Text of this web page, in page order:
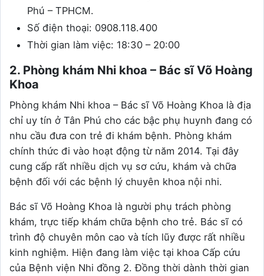
Phú – TPHCM.
Số điện thoại: 0908.118.400
Thời gian làm việc: 18:30 – 20:00
2. Phòng khám Nhi khoa – Bác sĩ Võ Hoàng
Khoa
Phòng khám Nhi khoa – Bác sĩ Võ Hoàng Khoa là địa
chỉ uy tín ở Tân Phú cho các bậc phụ huynh đang có
nhu cầu đưa con trẻ đi khám bệnh. Phòng khám
chính thức đi vào hoạt động từ năm 2014. Tại đây
cung cấp rất nhiều dịch vụ sơ cứu, khám và chữa
bệnh đối với các bệnh lý chuyên khoa nội nhi.
Bác sĩ Võ Hoàng Khoa là người phụ trách phòng
khám, trực tiếp khám chữa bệnh cho trẻ. Bác sĩ có
trình độ chuyên môn cao và tích lũy được rất nhiều
kinh nghiệm. Hiện đang làm việc tại khoa Cấp cứu
của Bệnh viện Nhi đồng 2. Đồng thời dành thời gian